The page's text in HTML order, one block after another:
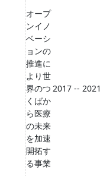
オープ
ンイノ
ベーシ
ョンの
推進に
より世
界のつ
くばか
ら医療
の未来
を加速
開拓す
る事業
2017 -- 2021